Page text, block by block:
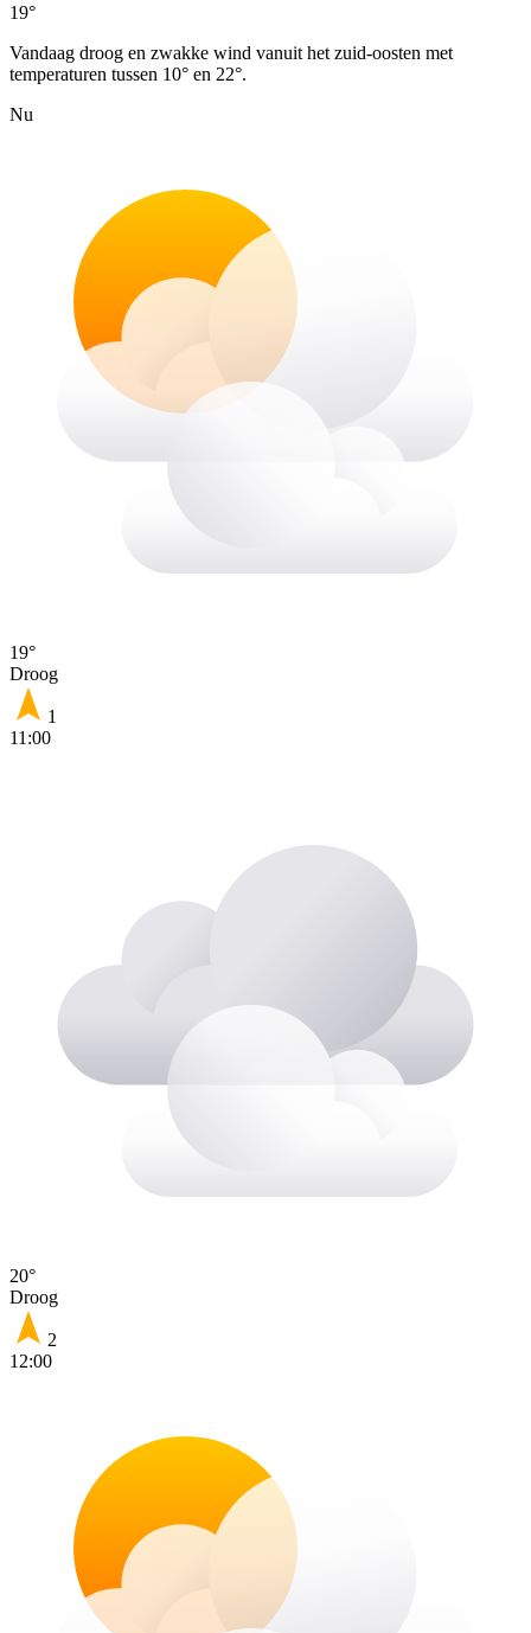
19°
Vandaag droog en zwakke wind vanuit het zuid-oosten met
temperaturen tussen 10° en 22°.
Nu
19°
Droog
1
11:00
20°
Droog
2
12:00